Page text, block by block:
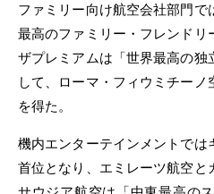
ファミリー向け航空会社部門で
最高のファミリー・フレンドリ
ザプレミアムは「世界最高の独
して、ローマ・フィウミチー
を得た。
機内エンターテインメントでは
首位となり、エミレーツ航空と